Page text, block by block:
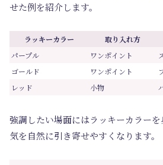
せた例を紹介します。
ラッキーカラー 取り入れ方
パープル
ワンポイント
ゴールド
ワンポイント
レッド
小物
強調したい場面にはラッキーカラー
気を自然に引き寄せやすくなります。